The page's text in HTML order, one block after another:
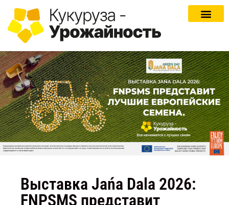
Выставка Jańa Dala 2026:
FNPSMS представит